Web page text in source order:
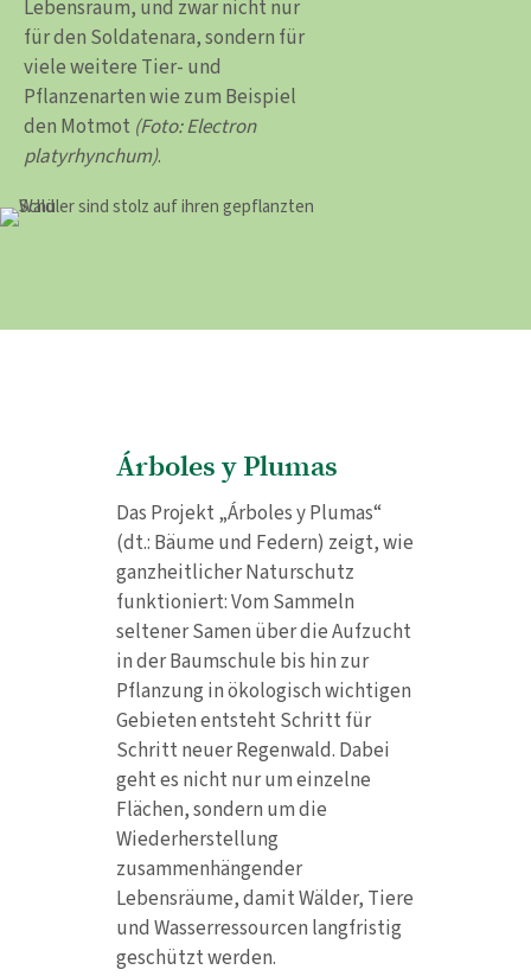
Lebensraum, und zwar nicht nur
für den Soldatenara, sondern für
viele weitere Tier- und
Pflanzenarten wie zum Beispiel
den Motmot (Foto: Electron
platyrhynchum).
Árboles y Plumas
Das Projekt „Árboles y Plumas“
(dt.: Bäume und Federn) zeigt, wie
ganzheitlicher Naturschutz
funktioniert: Vom Sammeln
seltener Samen über die Aufzucht
in der Baumschule bis hin zur
Pflanzung in ökologisch wichtigen
Gebieten entsteht Schritt für
Schritt neuer Regenwald. Dabei
geht es nicht nur um einzelne
Flächen, sondern um die
Wiederherstellung
zusammenhängender
Lebensräume, damit Wälder, Tiere
und Wasserressourcen langfristig
geschützt werden.